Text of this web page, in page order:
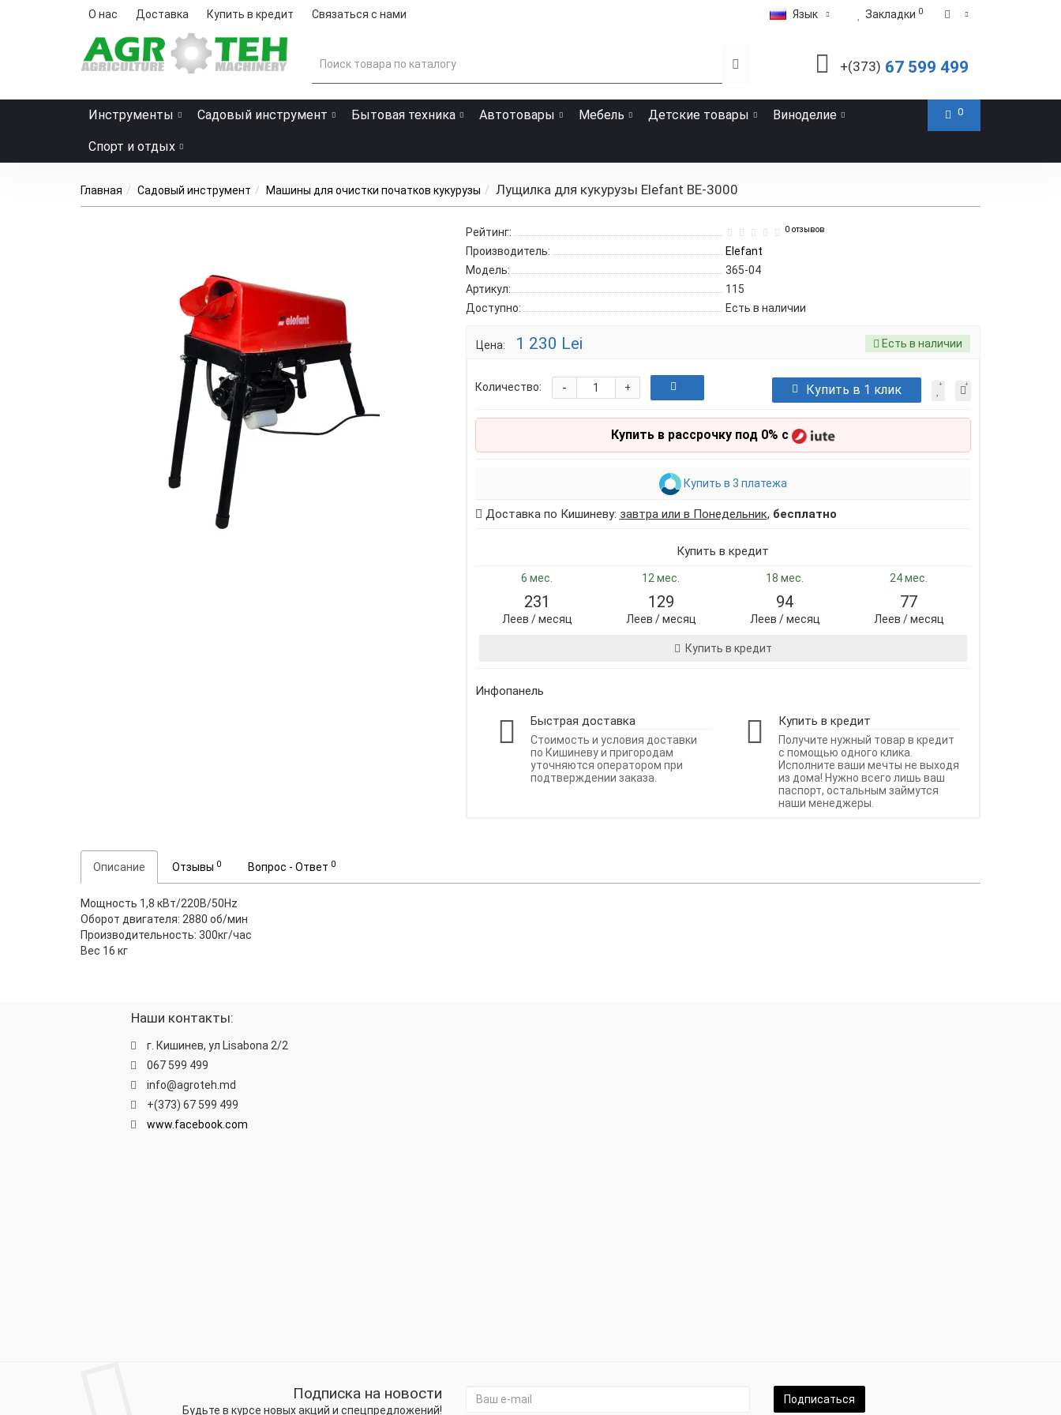
О нас Доставка Купить в кредит Связаться с нами Язык Закладки 0
+(373) 67 599 499
Инструменты Садовый инструмент Бытовая техника Автотовары Мебель Детские товары Виноделие
Спорт и отдых
0
Главная Садовый инструмент Машины для очистки початков кукурузы Лущилка для кукурузы Elefant BE-3000
Рейтинг: 0 отзывов
Производитель:
Elefant
Модель:
365-04
Артикул:
115
Доступно:
Есть в наличии
Цена: 1 230 Lei Есть в наличии
Количество: +
- Купить в 1 клик
Купить в рассрочку под 0% с
Купить в 3 платежа
Доставка по Кишиневу: завтра или в Понедельник, бесплатно
Купить в кредит
6 мес. 12 мес. 18 мес. 24 мес.
231
Леев / месяц
129
Леев / месяц
94
Леев / месяц
77
Леев / месяц
Купить в кредит
Инфопанель
Быстрая доставка
Стоимость и условия доставки
по Кишиневу и пригородам
уточняются оператором при
подтверждении заказа.
Купить в кредит
Получите нужный товар в кредит
с помощью одного клика.
Исполните ваши мечты не выходя
из дома! Нужно всего лишь ваш
паспорт, остальным займутся
наши менеджеры.
Описание Отзывы 0 Вопрос - Ответ 0
Мощность 1,8 кВт/220В/50Hz
Оборот двигателя: 2880 об/мин
Производительность: 300кг/час
Вес 16 кг
Наши контакты:
г. Кишинев, ул Lisabona 2/2
067 599 499
info@agroteh.md
+(373) 67 599 499
www.facebook.com
Подписка на новости
Будьте в курсе новых акций и спецпредложений!
Подписаться